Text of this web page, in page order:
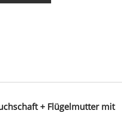
+ Flügelmutter mit